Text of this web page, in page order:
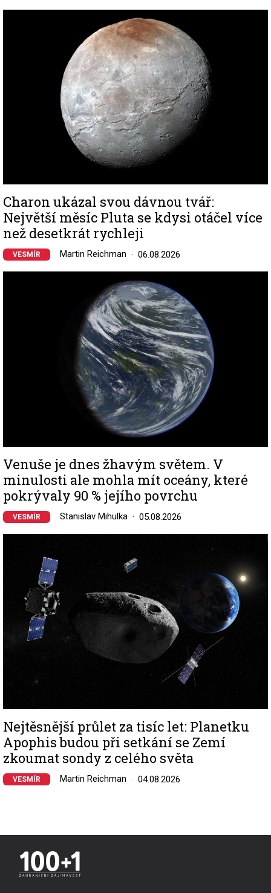
Charon ukázal svou dávnou tvář:
Největší měsíc Pluta se kdysi otáčel více
než desetkrát rychleji
VESMÍR Martin Reichman 06.08.2026
Venuše je dnes žhavým světem. V
minulosti ale mohla mít oceány, které
pokrývaly 90 % jejího povrchu
VESMÍR Stanislav Mihulka 05.08.2026
Nejtěsnější průlet za tisíc let: Planetku
Apophis budou při setkání se Zemí
zkoumat sondy z celého světa
VESMÍR Martin Reichman 04.08.2026